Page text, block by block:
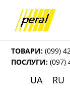
ТОВАРИ: (099)
ПОСЛУГИ: (097)
UA RU